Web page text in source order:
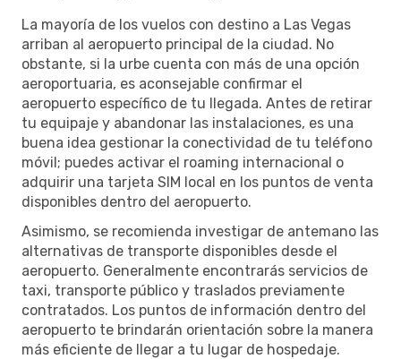
La mayoría de los vuelos con destino a Las Vegas
arriban al aeropuerto principal de la ciudad. No
obstante, si la urbe cuenta con más de una opción
aeroportuaria, es aconsejable confirmar el
aeropuerto específico de tu llegada. Antes de retirar
tu equipaje y abandonar las instalaciones, es una
buena idea gestionar la conectividad de tu teléfono
móvil; puedes activar el roaming internacional o
adquirir una tarjeta SIM local en los puntos de venta
disponibles dentro del aeropuerto.
Asimismo, se recomienda investigar de antemano las
alternativas de transporte disponibles desde el
aeropuerto. Generalmente encontrarás servicios de
taxi, transporte público y traslados previamente
contratados. Los puntos de información dentro del
aeropuerto te brindarán orientación sobre la manera
más eficiente de llegar a tu lugar de hospedaje.